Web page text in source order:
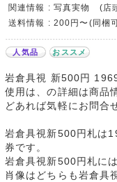
関連情報 : 写真実物 (店
送料情報 : 200円〜(同梱
人気品 おススメ
岩倉具視 新500円
使用は、の詳細は商品
どあれば気軽にお問合
岩倉具視新500円札は
券です。
岩倉具視新500円札に
肖像はどちらも岩倉具